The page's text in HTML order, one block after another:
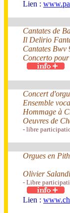
Lien :
Cantates de
Il Delirio
Cantates Bwv
Concerto
Concert
Ensemble
Hommage à
Oeuvres de
- libre
Orgues en
Olivier
- Libre
Lien :